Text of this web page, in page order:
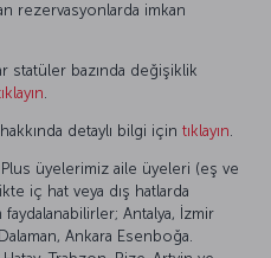
rezervasyonlarda imkan
statüler bazında değişiklik
.
detaylı bilgi için tıklayın.
üyelerimiz aile üyeleri (eş ve
iç hat veya dış hatlarda
Antalya, İzmir
Ankara Esenboğa.